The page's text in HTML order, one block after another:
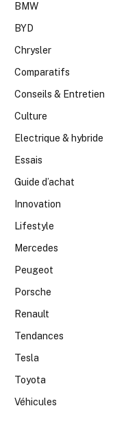
BMW
BYD
Chrysler
Comparatifs
Conseils & Entretien
Culture
Electrique & hybride
Essais
Guide d’achat
Innovation
Lifestyle
Mercedes
Peugeot
Porsche
Renault
Tendances
Tesla
Toyota
Véhicules